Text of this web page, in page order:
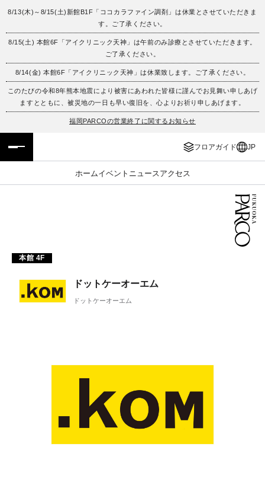
8/13(木)～8/15(土)新館B1F「ココカラファイン調剤」は休業とさせていただきま
す。ご了承ください。
8/15(土) 本館6F「アイクリニック天神」は午前のみ診療とさせていただきます。
ご了承ください。
8/14(金) 本館6F「アイクリニック天神」は休業致します。ご了承ください。
このたびの令和8年熊本地震により被害にあわれた皆様に謹んでお見舞い申しあげ
ますとともに、被災地の一日も早い復旧を、心よりお祈り申しあげます。
福岡PARCOの営業終了に関するお知らせ
フロアガイド JP
ホームイベント ニュース アクセス
フロアガイド
施設案内・アクセス
イベント・ポップアップ
レストラン・カフェ
ENGLISH
繁体字
簡体字
ภาษาไทย
本館 4F
ドットケーオーエム
ドットケーオーエム